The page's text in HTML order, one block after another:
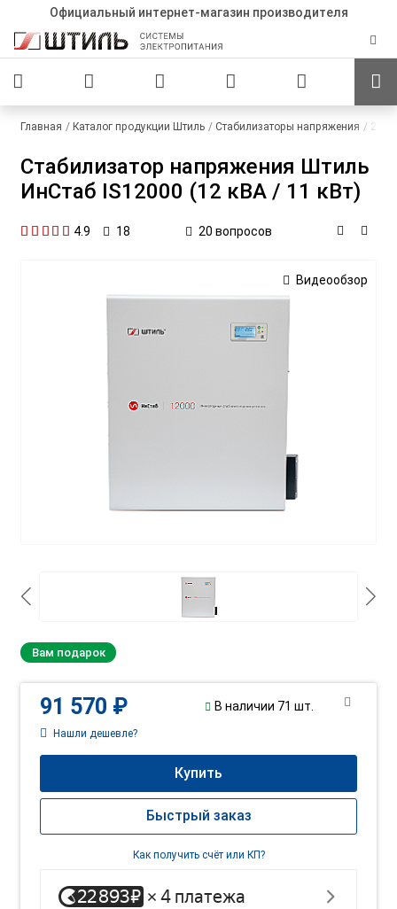
Официальный интернет-магазин производителя
Главная Каталог продукции Штиль Стабилизаторы напряжения 220
Стабилизатор напряжения Штиль
ИнСтаб IS12000 (12 кВА / 11 кВт)
4.9 18 20 вопросов
Видеообзор
Вам подарок
91 570 ₽ В наличии 71 шт.
Нашли дешевле?
Купить
Быстрый заказ
Как получить счёт или КП?